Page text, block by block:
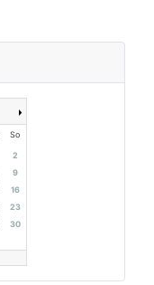
So
2
9
16
23
30